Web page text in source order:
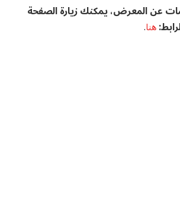
⁢عن المعرض، يمكنك زيارة الصفحة
هنا.